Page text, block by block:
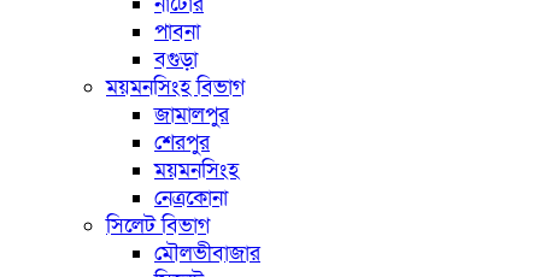
পাবনা
বগুড়া
ময়মনসিংহ বিভাগ
জামালপুর
শেরপুর
ময়মনসিংহ
নেত্রকোনা
সিলেট বিভাগ
মৌলভীবাজার